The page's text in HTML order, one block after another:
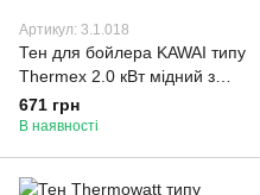
Артикул: 3.1.018
Тен для бойлера KAWAI типу
Thermex 2.0 кВт мідний з
трубками під 2 термостати
671 грн
В наявності